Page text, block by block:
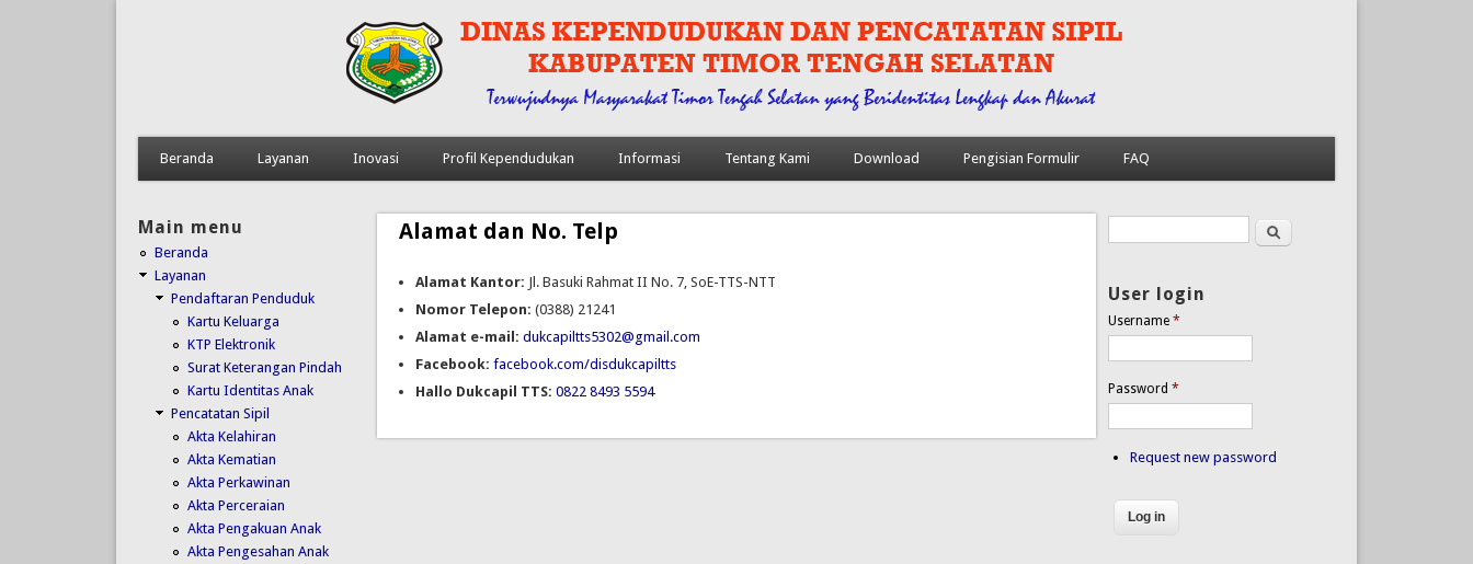
Beranda Layanan Inovasi Profil Kependudukan Informasi Tentang Kami Download Pengisian Formulir FAQ
Alamat dan No. Telp
Alamat Kantor: Jl. Basuki Rahmat II No. 7, SoE-TTS-NTT
Nomor Telepon: (0388) 21241
Alamat e-mail: dukcapiltts5302@gmail.com
Facebook: facebook.com/disdukcapiltts
Hallo Dukcapil TTS: 0822 8493 5594
Main menu
Beranda
Layanan
Pendaftaran Penduduk
Kartu Keluarga
KTP Elektronik
Surat Keterangan Pindah
Kartu Identitas Anak
Pencatatan Sipil
Akta Kelahiran
Akta Kematian
Akta Perkawinan
Akta Perceraian
Akta Pengakuan Anak
Akta Pengesahan Anak
Search formSearch
User login
Username *
Password *
Request new password